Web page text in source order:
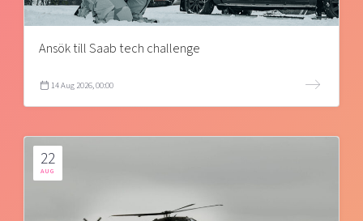
Ansök till Saab tech challenge
14 Aug 2026, 00:00
22
AUG